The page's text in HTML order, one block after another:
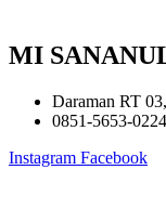
MI
Daraman RT
0851-5653-0224
Instagram Facebook